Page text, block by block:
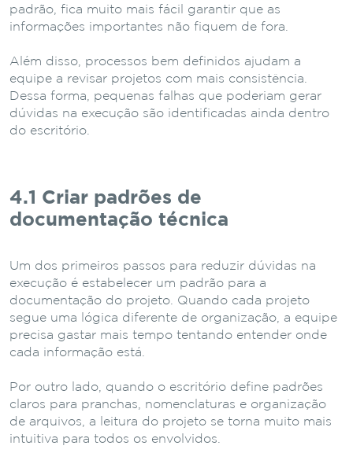
padrão, fica muito mais fácil garantir que as
informações importantes não fiquem de fora.
Além disso, processos bem definidos ajudam a
equipe a revisar projetos com mais consistência.
Dessa forma, pequenas falhas que poderiam gerar
dúvidas na execução são identificadas ainda dentro
do escritório.
4.1 Criar padrões de
documentação técnica
Um dos primeiros passos para reduzir dúvidas na
execução é estabelecer um padrão para a
documentação do projeto. Quando cada projeto
segue uma lógica diferente de organização, a equipe
precisa gastar mais tempo tentando entender onde
cada informação está.
Por outro lado, quando o escritório define padrões
claros para pranchas, nomenclaturas e organização
de arquivos, a leitura do projeto se torna muito mais
intuitiva para todos os envolvidos.